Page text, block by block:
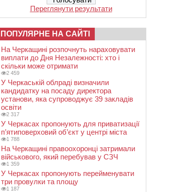
Переглянути результати
ПОПУЛЯРНЕ НА САЙТІ
На Черкащині розпочнуть нараховувати
виплати до Дня Незалежності: хто і
скільки може отримати
2 459
У Черкаській облраді визначили
кандидатку на посаду директора
установи, яка супроводжує 39 закладів
освіти
2 317
У Черкасах пропонують для приватизації
п’ятиповерховий об’єкт у центрі міста
1 788
На Черкащині правоохоронці затримали
військового, який перебував у СЗЧ
1 359
У Черкасах пропонують перейменувати
три провулки та площу
1 187